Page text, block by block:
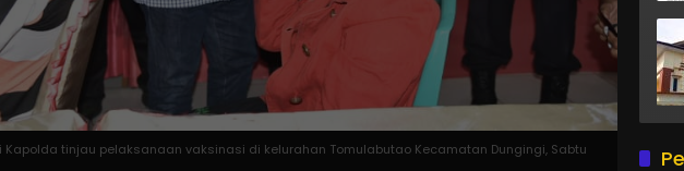
tinjau pelaksanaan vaksinasi di kelurahan Tomulabutao Kecamatan Dungingi, Sabtu